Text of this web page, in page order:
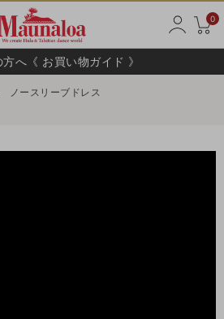
0
へ《 お買い物ガイド 》
ノースリーブドレス